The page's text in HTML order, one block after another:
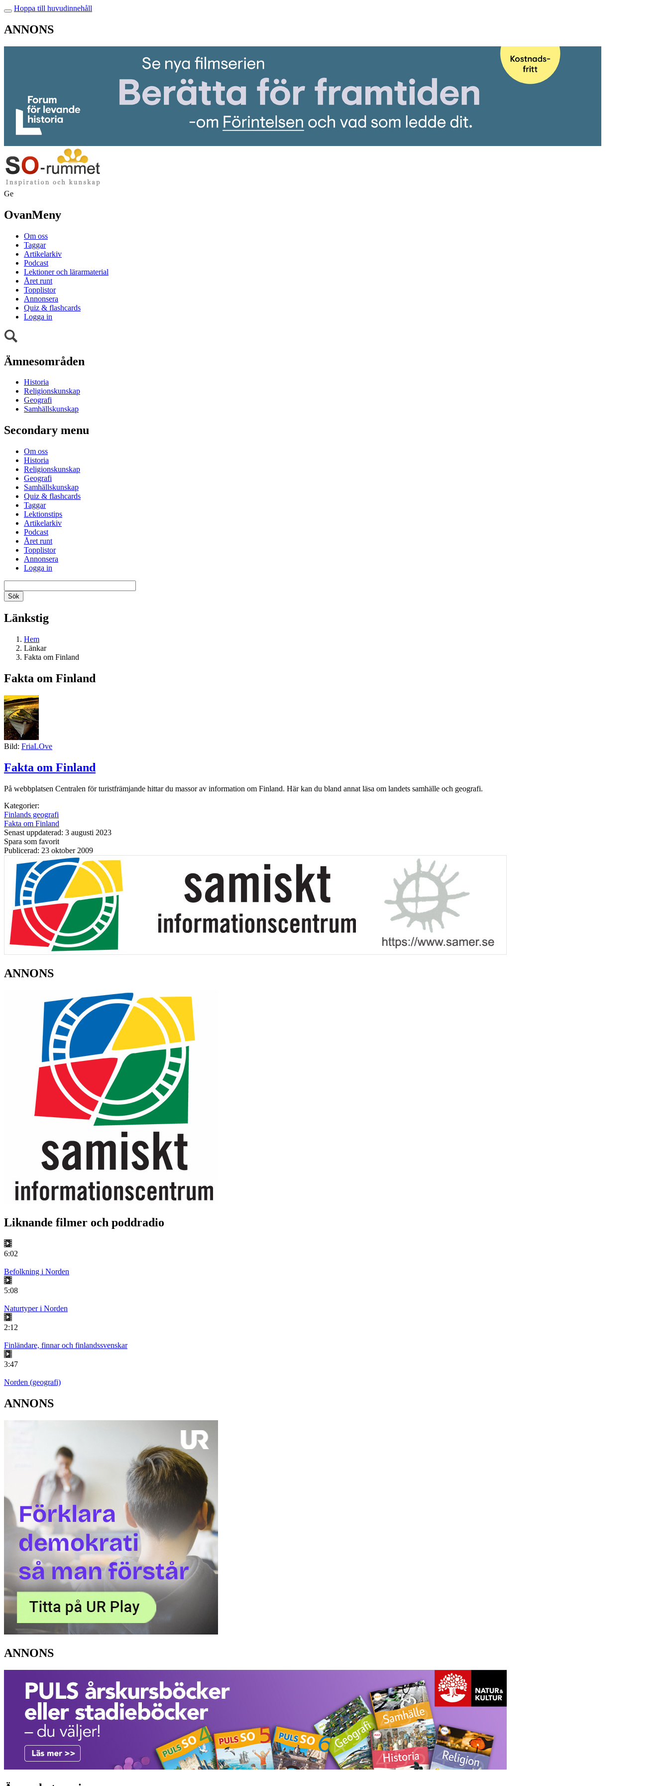
Hoppa till huvudinnehåll
ANNONS
Ge
OvanMeny
Om oss
Taggar
Artikelarkiv
Podcast
Lektioner och lärarmaterial
Året runt
Topplistor
Annonsera
Quiz & flashcards
Logga in
Ämnesområden
Historia
Religionskunskap
Geografi
Samhällskunskap
Secondary menu
Om oss
Historia
Religionskunskap
Geografi
Samhällskunskap
Quiz & flashcards
Taggar
Lektionstips
Artikelarkiv
Podcast
Året runt
Topplistor
Annonsera
Logga in
Länkstig
Hem
Länkar
Fakta om Finland
Fakta om Finland
Bild: FriaLOve
Fakta om Finland
På webbplatsen Centralen för turistfrämjande hittar du massor av information om Finland. Här kan du bland annat läsa om landets samhälle och geografi.
Kategorier:
Finlands geografi
Fakta om Finland
Senast uppdaterad: 3 augusti 2023
Spara som favorit
Publicerad: 23 oktober 2009
ANNONS
Liknande filmer och poddradio
6:02
Befolkning i Norden
5:08
Naturtyper i Norden
2:12
Finländare, finnar och finlandssvenskar
3:47
Norden (geografi)
ANNONS
ANNONS